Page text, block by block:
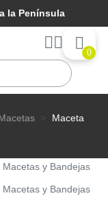
la Península
0
Maceta